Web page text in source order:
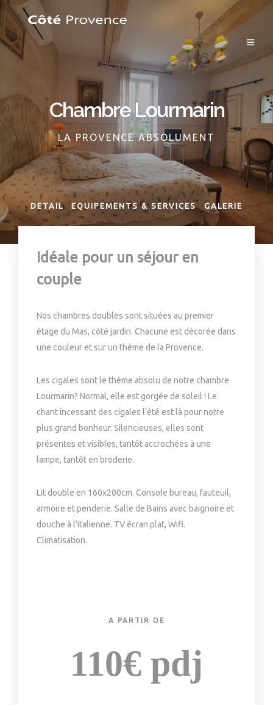
Chambre Lourmarin
LA PROVENCE ABSOLUMENT
DETAIL EQUIPEMENTS & SERVICES GALERIE
Idéale pour un séjour en
couple
Nos chambres doubles sont situées au premier
étage du Mas, côté jardin. Chacune est décorée dans
une couleur et sur un thème de la Provence.
Les cigales sont le thème absolu de notre chambre
Lourmarin? Normal, elle est gorgée de soleil ! Le
chant incessant des cigales l'été est là pour notre
plus grand bonheur. Silencieuses, elles sont
présentes et visibles, tantôt accrochées à une
lampe, tantôt en broderie.
Lit double en 160x200cm. Console bureau, fauteuil,
armoire et penderie. Salle de Bains avec baignoire et
douche à l'italienne. TV écran plat, Wifi.
Climatisation.
A PARTIR DE
110€ pdj